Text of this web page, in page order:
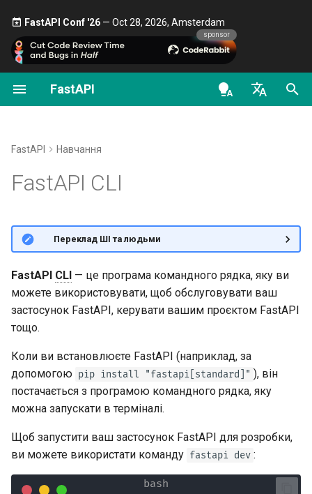
FastAPI Conf '26— Oct 28, 2026, Amsterdam 🎤
sponsor
FastAPI
hi - हिन्दी
ja - 日本語
ko - 한국어
pt - português
tr - Türkçe
uk - українська мова
zh - 简体中文
Перші кроки
Параметри запиту та
валідація строк
Параметри шляху та
валідація числових даних
Моделі параметрів запиту
Тіло - Декілька параметрів
Тіло - Вкладені моделі
даних запиту
Класи як залежності
Залежності з yield
Безпека - перші кроки
OAuth2 з паролем (і
хешуванням), Bearer з
Потокова передача даних
операцій шляху
Додаткові коди статусу
безпосередньо
HTML, стрім, файл, інше
Додаткові відповіді в
OpenAPI
Кукі у відповіді
Заголовки відповіді
Відповідь - зміна коду
статусу
Просунуті залежності
OAuth2 scopes
Налаштуйте entrypoint
fastapi dev зі шляхом або з
fastapi run
Про версії FastAPI
Концепції розгортання
хмарних постачальників
Працівники сервера -
Uvicorn з працівниками
FastAPI у контейнерах -
Docker
Загальне - Як зробити -
Перехід з Pydantic v1 на
Користувацькі класи
Request та APIRoute
Умовний OpenAPI
Розширення OpenAPI
Окремі схеми OpenAPI для
введення та виведення, чи
ні
Користувацькі статичні
ресурси інтерфейсу
документації (самохостинг)
Налаштуйте Swagger UI
FastAPI class
Exceptions - HTTPException
and WebSocketException
Dependencies - Depends()
and Security()
APIRouter class
Background Tasks -
BackgroundTasks
Request class
WebSockets
HTTPConnection class
OpenAPI docs
FastAPI People
Шаблон Full Stack FastAPI
FastAPI and friends
newsletter
Альтернативи, натхнення та
Історія, проєктування і
Repository Management
FastAPI Навчання
FastAPI CLI
🌐 Переклад ШІ та людьми
FastAPI CLI — це програма командного рядка, яку ви
можете використовувати, щоб обслуговувати ваш
застосунок FastAPI, керувати вашим проєктом FastAPI
тощо.
Коли ви встановлюєте FastAPI (наприклад, за
допомогою pip install "fastapi[standard]" ), він
постачається з програмою командного рядка, яку
можна запускати в терміналі.
Щоб запустити ваш застосунок FastAPI для розробки,
ви можете використати команду fastapi dev :